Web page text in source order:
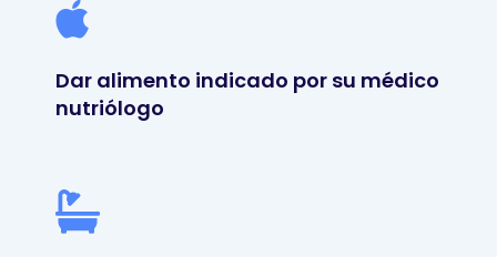
Dar alimento indicado por su médico
nutriólogo